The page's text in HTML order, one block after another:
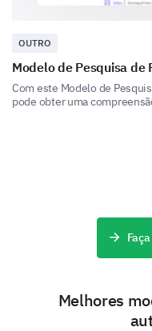
Programas de
OUTRO
Modelo de Pesquisa de
Com este Modelo de
pode obter uma
Melhores